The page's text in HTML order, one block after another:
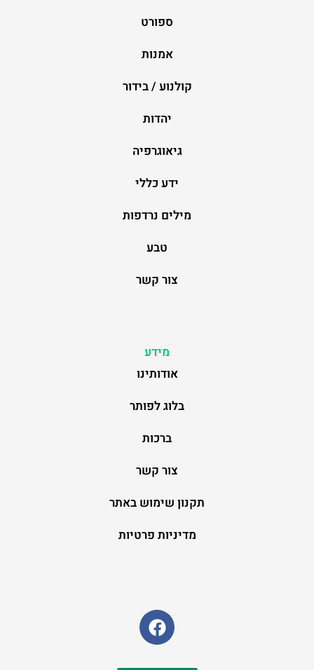
ספורט
אמנות
קולנוע / בידור
יהדות
גיאוגרפיה
ידע כללי
מילים נרדפות
טבע
צור קשר
מידע
אודותינו
בלוג לפותר
ברכות
צור קשר
תקנון שימוש באתר
מדיניות פרטיות